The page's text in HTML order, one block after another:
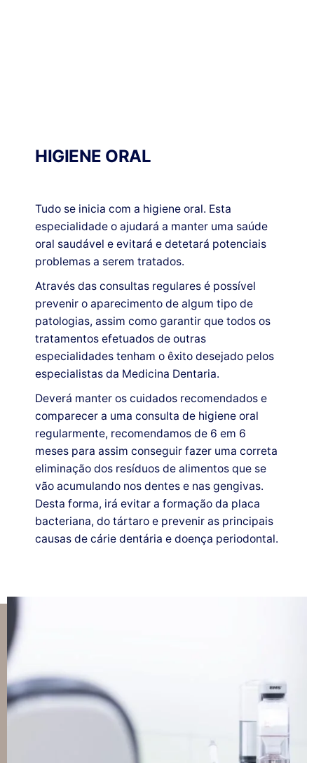
HIGIENE ORAL
Tudo se inicia com a higiene oral. Esta
especialidade o ajudará a manter uma saúde
oral saudável e evitará e detetará potenciais
problemas a serem tratados.
Através das consultas regulares é possível
prevenir o aparecimento de algum tipo de
patologias, assim como garantir que todos os
tratamentos efetuados de outras
especialidades tenham o êxito desejado pelos
especialistas da Medicina Dentaria.
Deverá manter os cuidados recomendados e
comparecer a uma consulta de higiene oral
regularmente, recomendamos de 6 em 6
meses para assim conseguir fazer uma correta
eliminação dos resíduos de alimentos que se
vão acumulando nos dentes e nas gengivas.
Desta forma, irá evitar a formação da placa
bacteriana, do tártaro e prevenir as principais
causas de cárie dentária e doença periodontal.